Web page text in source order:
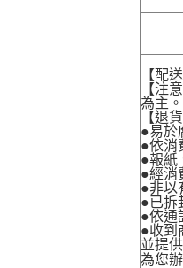
【配
【注
為主。
【退
●易於
●依消
●報紙
●經消
●非以
●已拆
●依通
●收到
並提
為您